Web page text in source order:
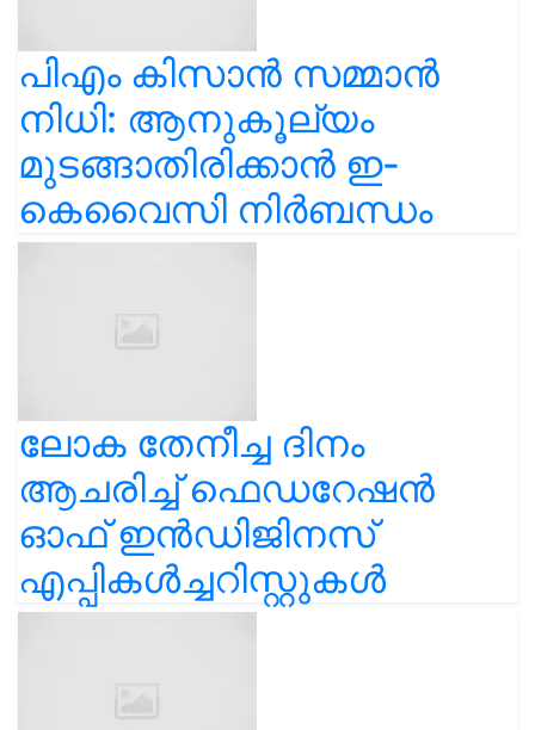
പിഎം കിസാൻ സമ്മാൻ
നിധി: ആനുകൂല്യം
മുടങ്ങാതിരിക്കാൻ ഇ-
കെവൈസി നിർബന്ധം
ലോക തേനീച്ച ദിനം
ആചരിച്ച് ഫെഡറേഷൻ
ഓഫ് ഇൻഡിജിനസ്
എപ്പികൾച്ചറിസ്റ്റുകൾ